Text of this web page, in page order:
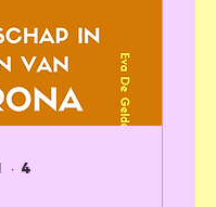
∙ 4